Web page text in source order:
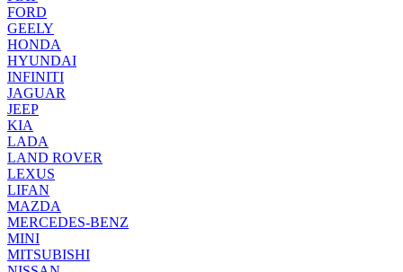
FORD
GEELY
HONDA
HYUNDAI
INFINITI
JAGUAR
JEEP
KIA
LADA
LAND ROVER
LEXUS
LIFAN
MAZDA
MERCEDES-BENZ
MINI
MITSUBISHI